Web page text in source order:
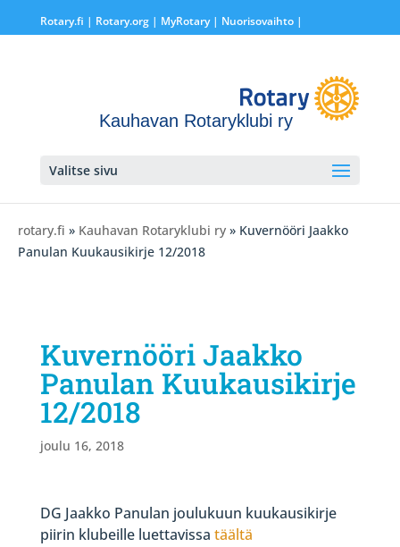
Rotary.fi | Rotary.org| MyRotary | Nuorisovaihto|
Kauhavan Rotaryklubi ry
Valitse sivu
rotary.fi » Kauhavan Rotaryklubi ry » Kuvernööri Jaakko
Panulan Kuukausikirje 12/2018
Kuvernööri Jaakko
Panulan Kuukausikirje
12/2018
joulu 16, 2018
DG Jaakko Panulan joulukuun kuukausikirje
piirin klubeille luettavissa täältä